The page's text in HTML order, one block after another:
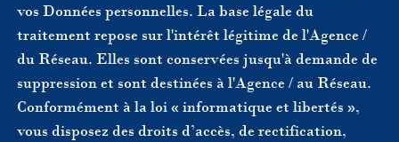
vos Données personnelles. La base légale du
traitement repose sur l'intérêt légitime de l'Agence /
du Réseau. Elles sont conservées jusqu'à demande de
suppression et sont destinées à l'Agence / au Réseau.
Conformément à la loi « informatique et libertés »,
vous disposez des droits d’accès, de rectification,